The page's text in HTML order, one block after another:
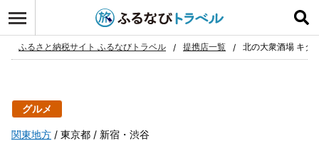
お気に入り
ふるさと納税サイト ふるなびトラベル 提携店一覧 北の大衆酒場 キタ
グルメ
関東地方 東京都 新宿・渋谷